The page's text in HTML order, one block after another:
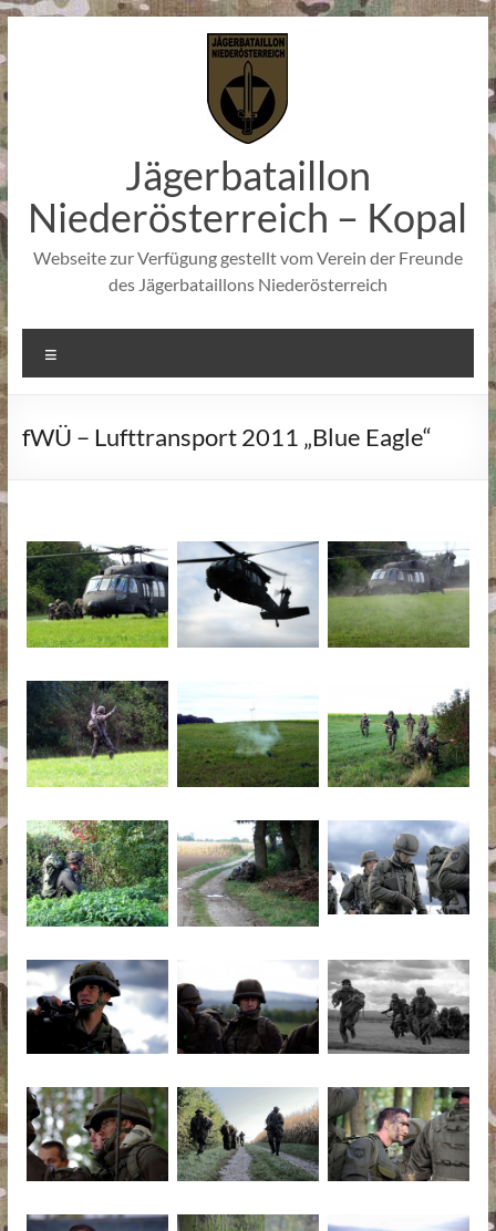
Zum
springen
Jägerbataillon
Niederösterreich – Kopal
Webseite zur Verfügung gestellt vom Verein der Freunde
des Jägerbataillons Niederösterreich
fWÜ – Lufttransport 2011 „Blue Eagle“